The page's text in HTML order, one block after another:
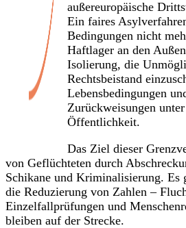
außereuropäische
Ein faires
Bedingungen nicht
Haftlager an den
Isolierung, die
Rechtsbeistand
Lebensbedingungen
Zurückweisungen
Öffentlichkeit.
Das Ziel dieser
von Geflüchteten durch
Schikane und Kriminalisierung. Es
die Reduzierung von Zahlen –
Einzelfallprüfungen und
bleiben auf der Strecke.